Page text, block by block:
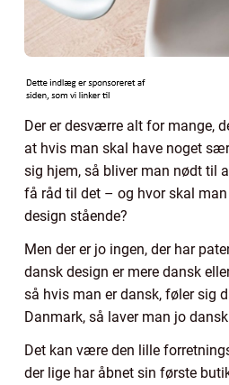
Der er desværre alt for mange,
at hvis man skal have noget
sig hjem, så bliver man nødt til
få råd til det – og hvor skal
design stående?
Men der er jo ingen, der har
dansk design er mere dansk
så hvis man er dansk, føler sig
Danmark, så laver man jo
Det kan være den lille
der lige har åbnet sin første